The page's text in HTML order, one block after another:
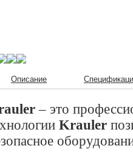
Описание
– это
Krauler